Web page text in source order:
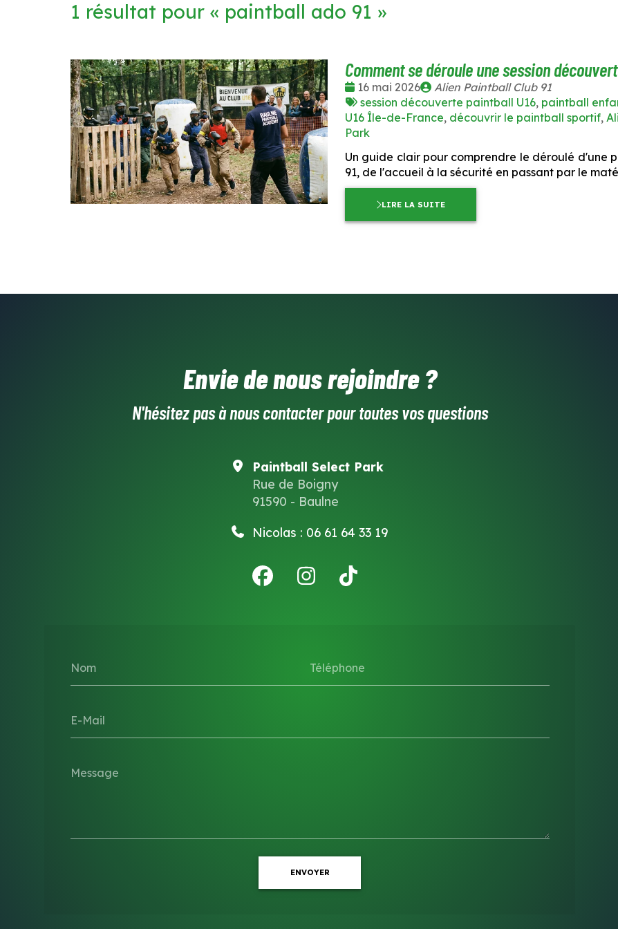
1 résultat pour « paintball ado 91 »
Comment se déroule une session
Date
:
16 mai 2026
Publié
par
Alien Paintball Club 91
Tags
:
session découverte paintball U16, paintball
U16 Île-de-France, découvrir le paintball sportif,
Park
Un guide clair pour comprendre le déroulé d'une
91, de l'accueil à la sécurité en passant par le
LIRE LA SUITE
Envie de nous rejoindre ?
N'hésitez pas à nous contacter pour toutes vos questions
Nom Téléphone
E-Mail
Message
ENVOYER
Paintball Select Park
Rue de Boigny
91590 - Baulne
Nicolas : 06 61 64 33 19